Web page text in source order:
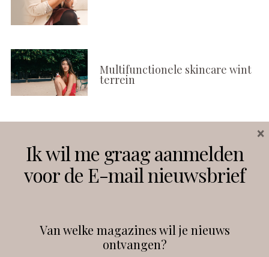
Multifunctionele skincare wint
terrein
Instagram Facebook
debeautyprofessional
Ik wil me graag aanmelden
voor de E-mail nieuwsbrief
Van welke magazines wil je nieuws
ontvangen?
×